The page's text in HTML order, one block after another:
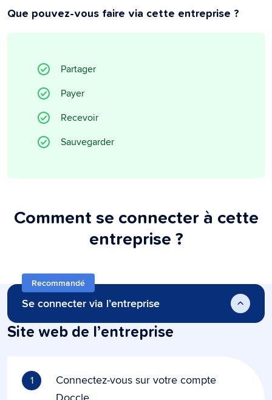
Que pouvez-vous faire via cette entreprise ?
Partager
Payer
Recevoir
Sauvegarder
Comment se connecter à cette
entreprise ?
Recommandé
Se connecter via l’entreprise
Site web de l’entreprise
1
Connectez-vous sur votre compte